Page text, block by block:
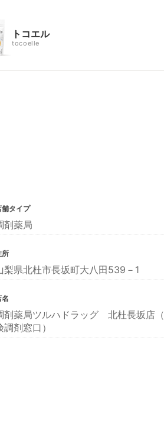
トコエル
tocoelle
舗タイプ
剤薬局
所
梨県北杜市長坂町大八田539－1
名
剤薬局ツルハドラッグ 北杜長坂店
調剤窓口）